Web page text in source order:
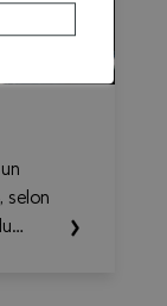
selon